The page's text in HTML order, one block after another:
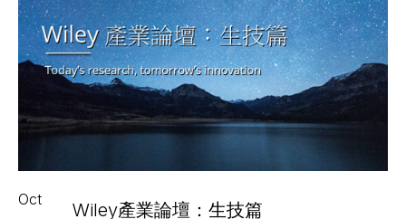
Oct Wiley產業論壇：生技篇